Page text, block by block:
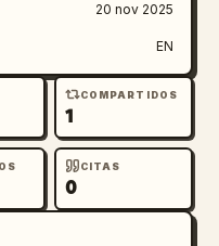
20 nov 2025
EN
COMPARTIDOS
1
CITAS
0